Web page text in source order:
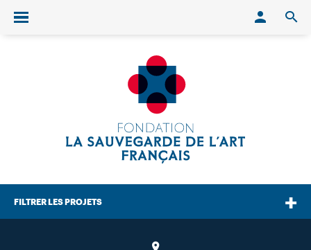
Ouvrir/fermer le menu
FILTRER LES PROJETS